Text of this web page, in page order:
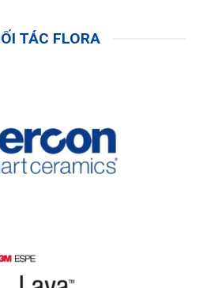
TÁC FLORA